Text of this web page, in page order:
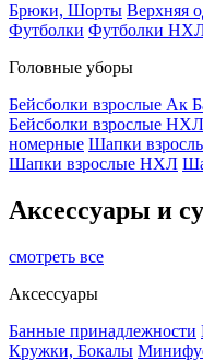
Брюки, Шорты Верхняя
Футболки Футболки
Головные уборы
Бейсболки взрослые Ак
Бейсболки взрослые НХЛ
номерные Шапки
Шапки взрослые НХЛ
Аксессуары и
смотреть все
Аксессуары
Банные принадлежности
Кружки, Бокалы